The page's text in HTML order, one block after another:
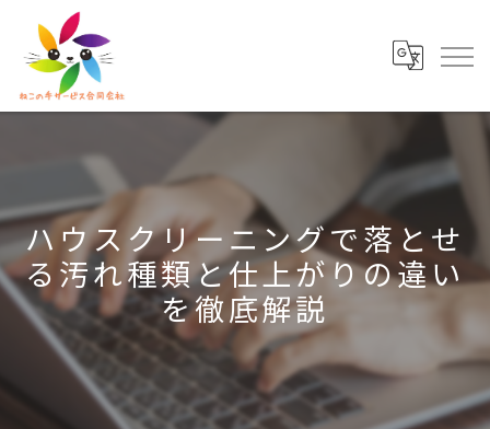
ハウスクリーニングで落とせ
る汚れ種類と仕上がりの違い
を徹底解説